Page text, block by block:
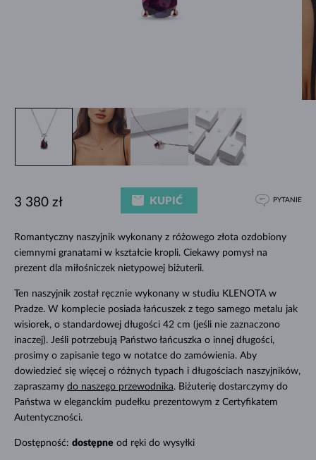
Romantyczny naszyjnik wykonany z różowego złota ozdobiony
ciemnymi granatami w kształcie kropli. Ciekawy pomysł na
prezent dla miłośniczek nietypowej biżuterii.
Ten naszyjnik został ręcznie wykonany w studiu KLENOTA w
Pradze. W komplecie posiada łańcuszek z tego samego metalu jak
wisiorek, o standardowej długości 42 cm (jeśli nie zaznaczono
inaczej). Jeśli potrzebują Państwo łańcuszka o innej długości,
prosimy o zapisanie tego w notatce do zamówienia. Aby
dowiedzieć się więcej o różnych typach i długościach naszyjników,
zapraszamy do naszego przewodnika. Biżuterię dostarczymy do
Państwa w eleganckim pudełku prezentowym z Certyfikatem
Autentyczności.
Dostępność: dostępne od ręki do wysyłki
3 380 zł KUPIĆ PYTANIE